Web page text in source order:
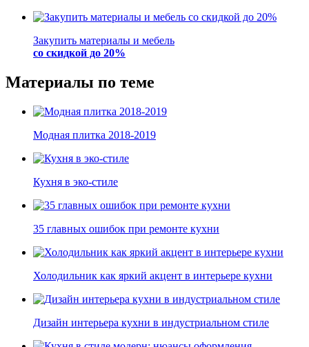
Закупить материалы и мебель
со скидкой до 20%
Материалы по теме
Модная плитка 2018-2019
Кухня в эко-стиле
35 главных ошибок при ремонте кухни
Холодильник как яркий акцент в интерьере кухни
Дизайн интерьера кухни в индустриальном стиле